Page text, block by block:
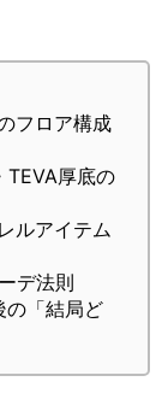
フロア構成
TEVA厚底の
ルアイテム
デ法則
「結局ど